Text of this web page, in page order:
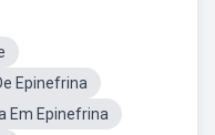
Epinefrina
Em Epinefrina